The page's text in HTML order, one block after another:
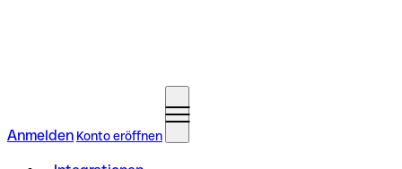
Anmelden Konto eröffnen